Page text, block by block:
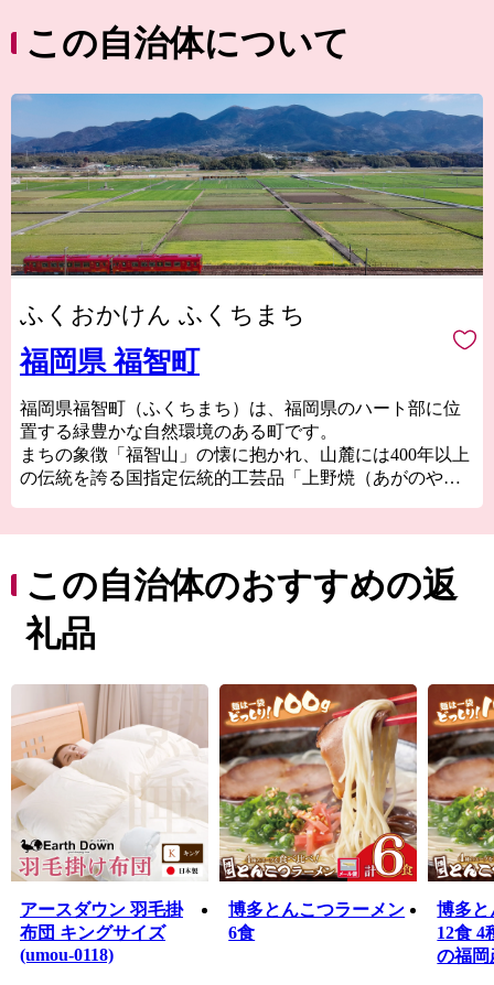
この自治体について
ふくおかけん ふくちまち
福岡県 福智町
福岡県福智町（ふくちまち）は、福岡県のハート部に位
置する緑豊かな自然環境のある町です。
まちの象徴「福智山」の懐に抱かれ、山麓には400年以上
の伝統を誇る国指定伝統的工芸品「上野焼（あがのや
書館・歴史資料館があるほか、福岡県内最大最古で樹齢
600年のエドヒガン「虎尾桜」や樹齢500年の大藤「迎接
の藤」など、天然資源にも彩られています。 また、毎年
開催している「福智スイーツ大茶会」は、県内有数のス
るシンボルイベントとなっています。
ふるさと納税では、「コト消費」による体験型サービス
をはじめ、ブランド肉やお米、フルーツやスイーツな
ど、生産者のまごころと愛情が詰まった自慢の逸品をご
寄附のお礼の品として、福智が誇る魅力を発信し、地域
ブランド化を展開しています。
この自治体のおすすめの返
礼品
アースダウン 羽毛掛
布団 キングサイズ
(umou-0118)
博多とんこつラーメン
6食
博多と
12食 4
の福岡